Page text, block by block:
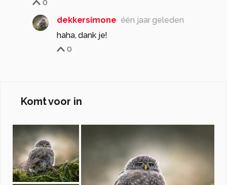
0
dekkersimone één jaar geleden
haha, dank je!
0
Komt voor in